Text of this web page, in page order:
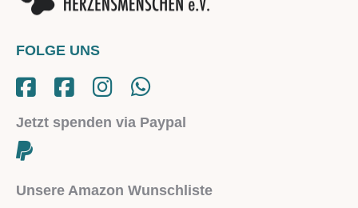
FOLGE UNS
Jetzt spenden via Paypal
Unsere Amazon Wunschliste